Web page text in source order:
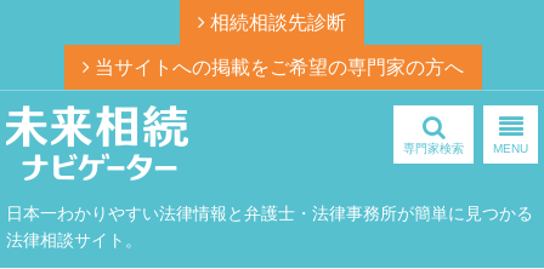
相続相談先診断
当サイトへの掲載をご希望の専門家の方へ
日本一わかりやすい法律情報と弁護士・法律事務所が簡単に見つかる
法律相談サイト。
専門家検索 MENU